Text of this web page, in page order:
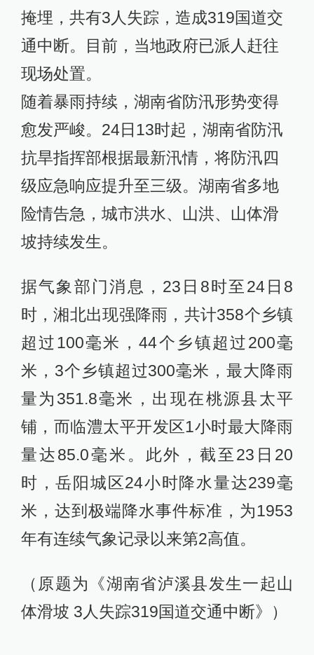
掩埋，共有3人失踪，造成319国道交
通中断。目前，当地政府已派人赶往
现场处置。
随着暴雨持续，湖南省防汛形势变得
愈发严峻。24日13时起，湖南省防汛
抗旱指挥部根据最新汛情，将防汛四
级应急响应提升至三级。湖南省多地
险情告急，城市洪水、山洪、山体滑
坡持续发生。
据气象部门消息，23日8时至24日8
时，湘北出现强降雨，共计358个乡镇
超过100毫米，44个乡镇超过200毫
米，3个乡镇超过300毫米，最大降雨
量为351.8毫米，出现在桃源县太平
铺，而临澧太平开发区1小时最大降雨
量达85.0毫米。此外，截至23日20
时，岳阳城区24小时降水量达239毫
米，达到极端降水事件标准，为1953
年有连续气象记录以来第2高值。
（原题为《湖南省泸溪县发生一起山
体滑坡 3人失踪319国道交通中断》）